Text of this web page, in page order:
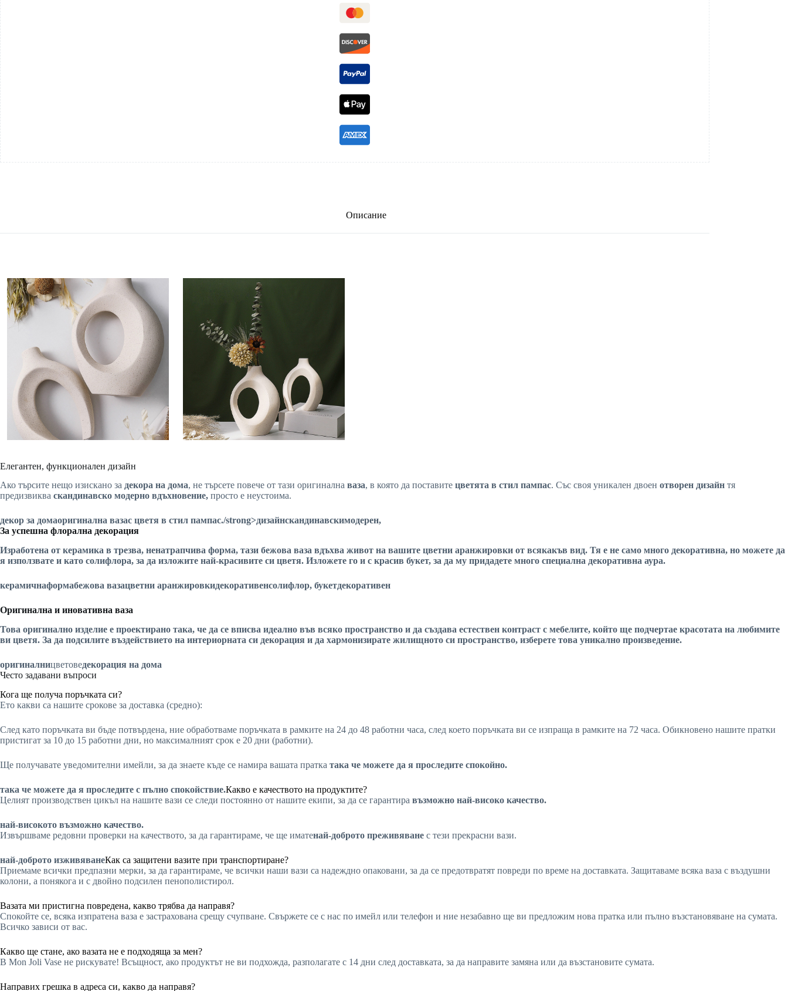
Описание
Елегантен, функционален дизайн
Ако търсите нещо изискано за декора на дома, не търсете повече от тази оригинална ваза, в която да поставите цветята в стил пампас. Със своя уникален двоен отворен дизайн тя
предизвиква скандинавско модерно вдъхновение, просто е неустоима.
декор за домаоригинална вазас цветя в стил пампас./strong>дизайнскандинавскимодерен,
За успешна флорална декорация
Изработена от керамика в трезва, ненатрапчива форма, тази бежова ваза вдъхва живот на вашите цветни аранжировки от всякакъв вид. Тя е не само много декоративна, но можете да
я използвате и като солифлора, за да изложите най-красивите си цветя. Изложете го и с красив букет, за да му придадете много специална декоративна аура.
керамичнаформабежова вазацветни аранжировкидекоративенсолифлор, букетдекоративен
Оригинална и иновативна ваза
Това оригинално изделие е проектирано така, че да се вписва идеално във всяко пространство и да създава естествен контраст с мебелите, който ще подчертае красотата на любимите
ви цветя. За да подсилите въздействието на интериорната си декорация и да хармонизирате жилищното си пространство, изберете това уникално произведение.
оригиналницветоведекорация на дома
Често задавани въпроси
Кога ще получа поръчката си?
Ето какви са нашите срокове за доставка (средно):
След като поръчката ви бъде потвърдена, ние обработваме поръчката в рамките на 24 до 48 работни часа, след което поръчката ви се изпраща в рамките на 72 часа. Обикновено нашите пратки
пристигат за 10 до 15 работни дни, но максималният срок е 20 дни (работни).
Ще получавате уведомителни имейли, за да знаете къде се намира вашата пратка така че можете да я проследите спокойно.
така че можете да я проследите с пълно спокойствие.Какво е качеството на продуктите?
Целият производствен цикъл на нашите вази се следи постоянно от нашите екипи, за да се гарантира възможно най-високо качество.
най-високото възможно качество.
Извършваме редовни проверки на качеството, за да гарантираме, че ще иматенай-доброто преживяване с тези прекрасни вази.
най-доброто изживяванеКак са защитени вазите при транспортиране?
Приемаме всички предпазни мерки, за да гарантираме, че всички наши вази са надеждно опаковани, за да се предотвратят повреди по време на доставката. Защитаваме всяка ваза с въздушни
колони, а понякога и с двойно подсилен пенополистирол.
Вазата ми пристигна повредена, какво трябва да направя?
Спокойте се, всяка изпратена ваза е застрахована срещу счупване. Свържете се с нас по имейл или телефон и ние незабавно ще ви предложим нова пратка или пълно възстановяване на сумата.
Всичко зависи от вас.
Какво ще стане, ако вазата не е подходяща за мен?
В Mon Joli Vase не рискувате! Всъщност, ако продуктът не ви подхожда, разполагате с 14 дни след доставката, за да направите замяна или да възстановите сумата.
Направих грешка в адреса си, какво да направя?